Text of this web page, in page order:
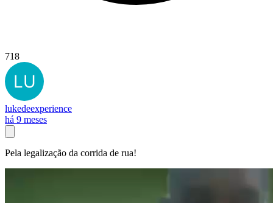
718
lukedeexperience
há 9 meses
Pela legalização da corrida de rua!